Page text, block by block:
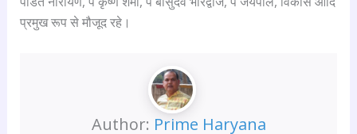
प्रमुख रूप से मौजूद रहे।
Author: Prime Haryana